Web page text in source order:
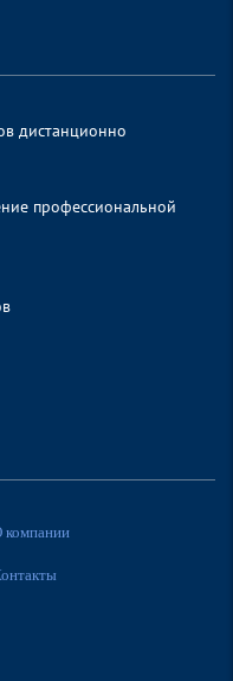
дистанционно
профессиональной
компании